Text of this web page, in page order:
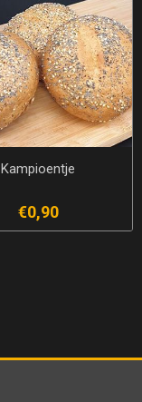
Kampioentje
€0,90